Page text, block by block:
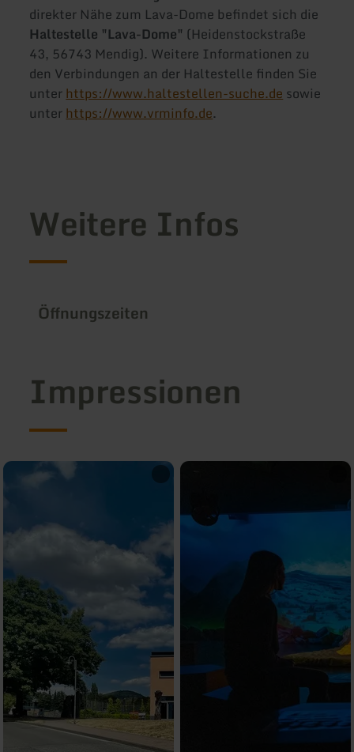
direkter Nähe zum Lava-Dome befindet sich die
Haltestelle "Lava-Dome" (Heidenstockstraße
43, 56743 Mendig). Weitere Informationen zu
den Verbindungen an der Haltestelle finden Sie
unterhttps://www.haltestellen-suche.de sowie
unterhttps://www.vrminfo.de.
Weitere Infos
Öffnungszeiten
Impressionen